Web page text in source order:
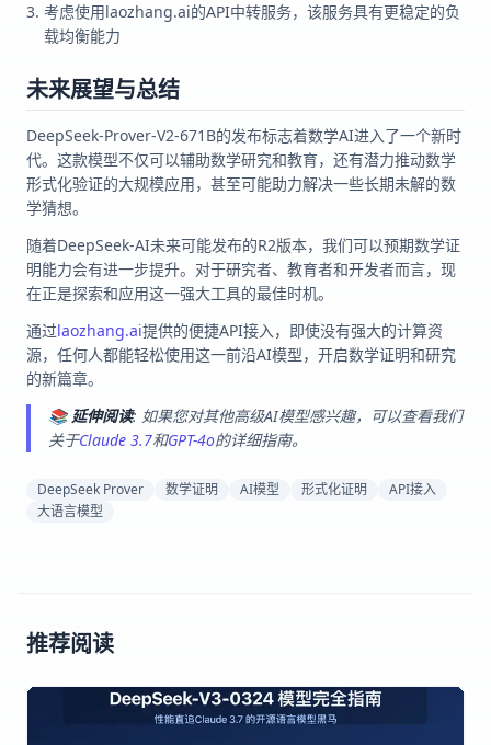
考虑使用laozhang.ai的API中转服务，该服务具有更稳定的负
载均衡能力
未来展望与总结
DeepSeek-Prover-V2-671B的发布标志着数学AI进入了一个新时
代。这款模型不仅可以辅助数学研究和教育，还有潜力推动数学
形式化验证的大规模应用，甚至可能助力解决一些长期未解的数
学猜想。
随着DeepSeek-AI未来可能发布的R2版本，我们可以预期数学证
明能力会有进一步提升。对于研究者、教育者和开发者而言，现
在正是探索和应用这一强大工具的最佳时机。
通过laozhang.ai提供的便捷API接入，即使没有强大的计算资
源，任何人都能轻松使用这一前沿AI模型，开启数学证明和研究
的新篇章。
📚延伸阅读: 如果您对其他高级AI模型感兴趣，可以查看我们
关于Claude 3.7和GPT-4o的详细指南。
DeepSeek Prover 数学证明 AI模型 形式化证明
API接入
大语言模型
推荐阅读